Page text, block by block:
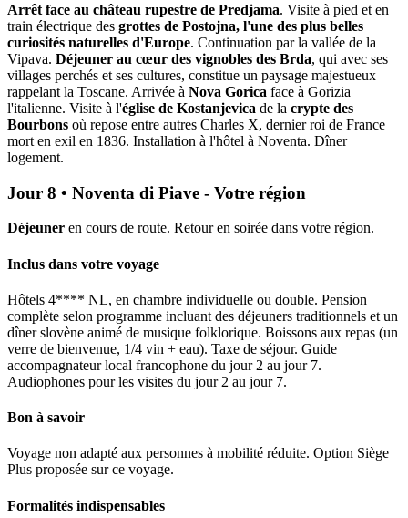
Arrêt face au château rupestre de Predjama. Visite à pied et en
train électrique des grottes de Postojna, l'une des plus belles
curiosités naturelles d'Europe. Continuation par la vallée de la
Vipava. Déjeuner au cœur des vignobles des Brda, qui avec ses
villages perchés et ses cultures, constitue un paysage majestueux
rappelant la Toscane. Arrivée à Nova Gorica face à Gorizia
l'italienne. Visite à l'église de Kostanjevica de la crypte des
Bourbons où repose entre autres Charles X, dernier roi de France
mort en exil en 1836. Installation à l'hôtel à Noventa. Dîner
logement.
Jour 8 • Noventa di Piave - Votre région
Déjeuner en cours de route. Retour en soirée dans votre région.
Inclus dans votre voyage
Hôtels 4**** NL, en chambre individuelle ou double. Pension
complète selon programme incluant des déjeuners traditionnels et un
dîner slovène animé de musique folklorique. Boissons aux repas (un
verre de bienvenue, 1/4 vin + eau). Taxe de séjour. Guide
accompagnateur local francophone du jour 2 au jour 7.
Audiophones pour les visites du jour 2 au jour 7.
Bon à savoir
Voyage non adapté aux personnes à mobilité réduite. Option Siège
Plus proposée sur ce voyage.
Formalités indispensables